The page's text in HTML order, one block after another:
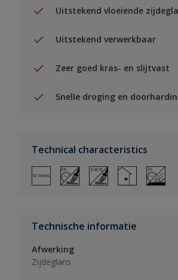
Uitstekend vloeiende
Uitstekend verwerkbaar
Zeer goed kras- en slijtvast
Snelle droging en
Technical characteristics
Technische informatie
Afwerking
Zijdeglans